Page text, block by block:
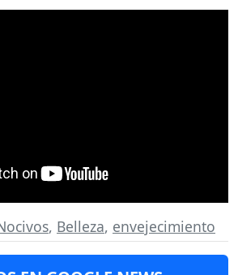
, Belleza, envejecimiento